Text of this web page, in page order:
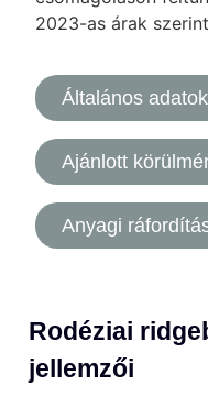
2023-as árak
Általános adatok
Ajánlott
Anyagi
Rodéziai
jellemzői